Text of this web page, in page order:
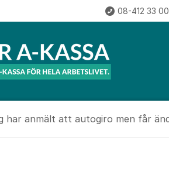
08-412 33 00